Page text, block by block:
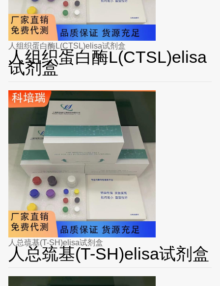
人组织蛋白酶L(CTSL)elisa试剂盒
人组织蛋白酶L(CTSL)elisa
试剂盒
人总巯基(T-SH)elisa试剂盒
人总巯基(T-SH)elisa试剂盒